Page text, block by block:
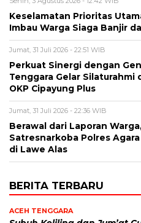
Keselamatan Prioritas
Imbau Warga Siaga Banjir
Jumat, 31 Juli 2026 - 22:51 WIB
Perkuat Sinergi dengan
Tenggara Gelar Silaturahmi
OKP Cipayung Plus
Jumat, 31 Juli 2026 - 22:36 WIB
Berawal dari Laporan
Satresnarkoba Polres
di Lawe Alas
BERITA TERBARU
ACEH TENGGARA